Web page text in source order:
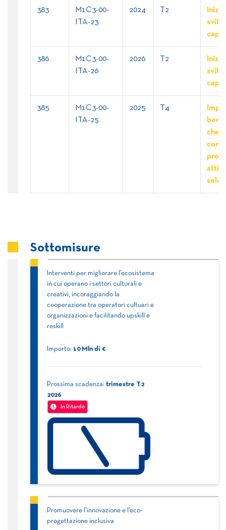
383
M1C3-00-
ITA-23
2024 T2
386
M1C3-00-
ITA-26
2026 T2
385
M1C3-00-
ITA-25
2025 T4
che
Sottomisure
Interventi per migliorare l’ecosistema
in cui operano i settori culturali e
creativi, incoraggiando la
cooperazione tra operatori cultuari e
organizzazioni e facilitando upskill e
reskill
Importo: 10Mln di €
Prossima scadenza: trimestre T2
2026
In Ritardo
Promuovere l’innovazione e l’eco-
progettazione inclusiva